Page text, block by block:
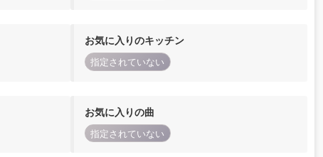
お気に入りのキッチン
指定されていない
お気に入りの曲
指定されていない